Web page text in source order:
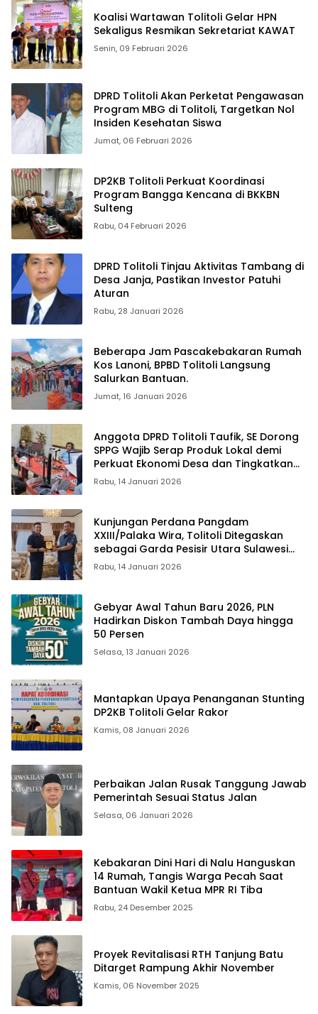
Koalisi Wartawan Tolitoli Gelar HPN
Sekaligus Resmikan Sekretariat KAWAT
Senin, 09 Februari 2026
DPRD Tolitoli Akan Perketat Pengawasan
Program MBG di Tolitoli, Targetkan Nol
Insiden Kesehatan Siswa
Jumat, 06 Februari 2026
DP2KB Tolitoli Perkuat Koordinasi
Program Bangga Kencana di BKKBN
Sulteng
Rabu, 04 Februari 2026
DPRD Tolitoli Tinjau Aktivitas Tambang di
Desa Janja, Pastikan Investor Patuhi
Aturan
Rabu, 28 Januari 2026
Beberapa Jam Pascakebakaran Rumah
Kos Lanoni, BPBD Tolitoli Langsung
Salurkan Bantuan.
Jumat, 16 Januari 2026
Anggota DPRD Tolitoli Taufik, SE Dorong
SPPG Wajib Serap Produk Lokal demi
Perkuat Ekonomi Desa dan Tingkatkan
Kesejahteraan Petani serta Nelayan
Rabu, 14 Januari 2026
Kunjungan Perdana Pangdam
XXIII/Palaka Wira, Tolitoli Ditegaskan
sebagai Garda Pesisir Utara Sulawesi
Tengah
Rabu, 14 Januari 2026
Gebyar Awal Tahun Baru 2026, PLN
Hadirkan Diskon Tambah Daya hingga
50 Persen
Selasa, 13 Januari 2026
Mantapkan Upaya Penanganan Stunting
DP2KB Tolitoli Gelar Rakor
Kamis, 08 Januari 2026
Perbaikan Jalan Rusak Tanggung Jawab
Pemerintah Sesuai Status Jalan
Selasa, 06 Januari 2026
Kebakaran Dini Hari di Nalu Hanguskan
14 Rumah, Tangis Warga Pecah Saat
Bantuan Wakil Ketua MPR RI Tiba
Rabu, 24 Desember 2025
Proyek Revitalisasi RTH Tanjung Batu
Ditarget Rampung Akhir November
Kamis, 06 November 2025